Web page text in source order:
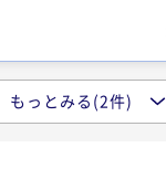
クティブツイン【
アクセス付】
ダードツイン（シ
ラウンジアクセス付
ック和洋室【1階ラ
もっとみる(2件)